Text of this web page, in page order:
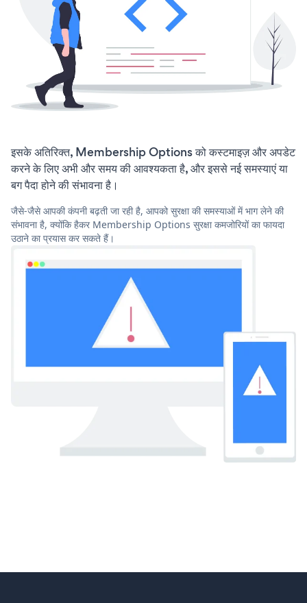
इसके अतिरिक्त, Membership Options को कस्टमाइज़ और अपडेट
करने के लिए अभी और समय की आवश्यकता है, और इससे नई समस्याएं या
बग पैदा होने की संभावना है।
जैसे-जैसे आपकी कंपनी बढ़ती जा रही है, आपको सुरक्षा की समस्याओं में भाग लेने की
संभावना है, क्योंकि हैकर Membership Options सुरक्षा कमजोरियों का फायदा
उठाने का प्रयास कर सकते हैं।